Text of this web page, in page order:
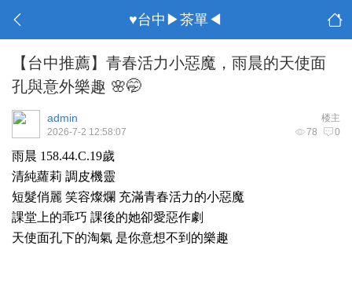
♥台中▶茶單◀
【台中推薦】青春活力小惡魔，雨晨的天使面
孔與意外樂趣 🌸🤭
楼主
admin
78 0
2026-7-2 12:58:07
雨晨 158.44.C.19歲
清純蘿莉 調皮機靈
短髮俏麗 笑容燦爛 充滿青春活力的小惡魔
課堂上的乖巧 課後的她卻愛惡作劇
天使面孔下的淘氣 是你意想不到的樂趣